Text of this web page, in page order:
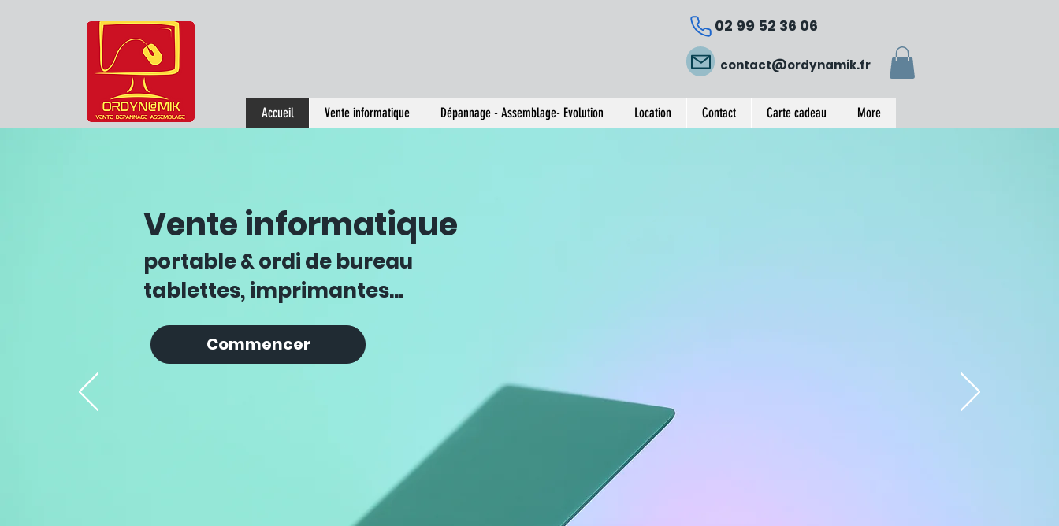
02 99 52 36 06
contact@ordynamik.fr
Accueil Vente informatique Dépannage - Assemblage- Evolution Location Contact Carte cadeau More
Vente informatique
portable & ordi de bureau
tablettes, imprimantes...
Commencer